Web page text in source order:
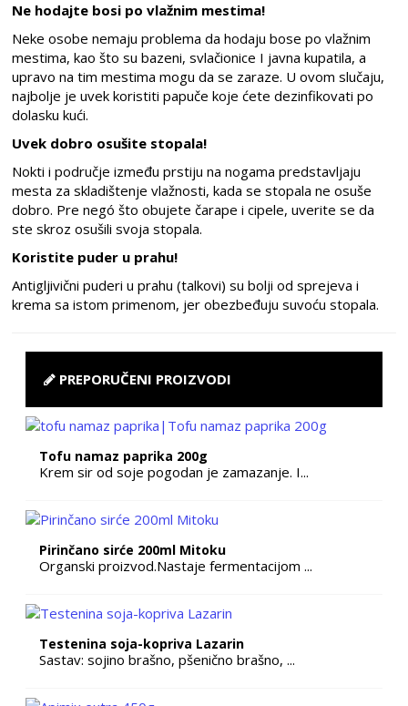
Ne hodajte bosi po vlažnim mestima!
Neke osobe nemaju problema da hodaju bose po vlažnim
mestima, kao što su bazeni, svlačionice I javna kupatila, a
upravo na tim mestima mogu da se zaraze. U ovom slučaju,
najbolje je uvek koristiti papuče koje ćete dezinfikovati po
dolasku kući.
Uvek dobro osušite stopala!
Nokti i područje između prstiju na nogama predstavljaju
mesta za skladištenje vlažnosti, kada se stopala ne osuše
dobro. Pre negó što obujete čarape i cipele, uverite se da
ste skroz osušili svoja stopala.
Koristite puder u prahu!
Antigljivični puderi u prahu (talkovi) su bolji od sprejeva i
krema sa istom primenom, jer obezbeđuju suvoću stopala.
PREPORUČENI PROIZVODI
Tofu namaz paprika 200g
Krem sir od soje pogodan je zamazanje. I...
Pirinčano sirće 200ml Mitoku
Organski proizvod.Nastaje fermentacijom ...
Testenina soja-kopriva Lazarin
Sastav: sojino brašno, pšenično brašno, ...